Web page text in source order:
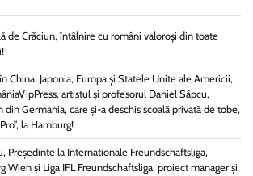
de Crăciun, întâlnire cu români valoroși din toate
China, Japonia, Europa și Statele Unite ale Americii,
artistul și profesorul Daniel Sâpcu,
din Germania, care și-a deschis școală privată de tobe,
la Hamburg!
Președinte la Internationale Freundschaftsliga,
Wien şi Liga IFL Freundschaftsliga, proiect manager și